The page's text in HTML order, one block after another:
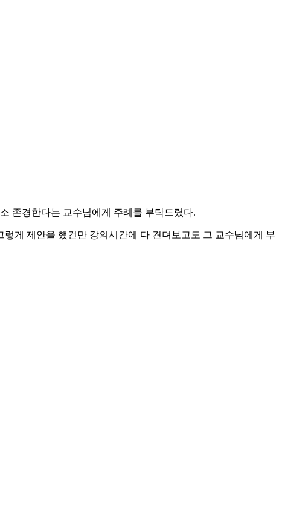
존경한다는 교수님에게 주례를 부탁드렸다.
게 제안을 했건만 강의시간에 다 견뎌보고도 그 교수님에게 부